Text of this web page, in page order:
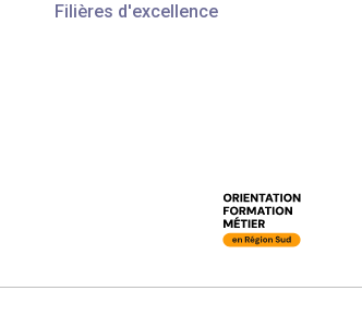
Filières d'excellence